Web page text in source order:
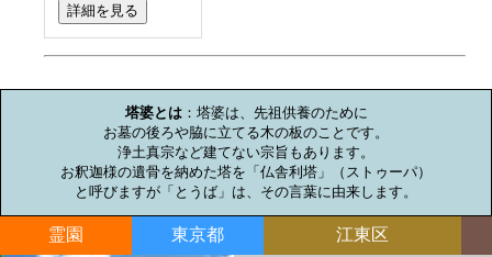
詳細を見る
塔婆とは：塔婆は、先祖供養のために
お墓の後ろや脇に立てる木の板のことです。
浄土真宗など建てない宗旨もあります。
お釈迦様の遺骨を納めた塔を「仏舎利塔」（ストゥーパ）
と呼びますが「とうば」は、その言葉に由来します。
霊園 東京都 江東区